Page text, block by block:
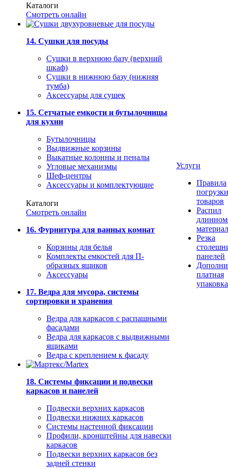
Каталоги
Смотреть онлайн
14. Сушки для посуды
Сушки в верхнюю базу (верхний
шкаф)
Сушки в нижнюю базу (нижняя
тумба)
Аксессуары для сушек
15. Сетчатые емкости и бутылочницы
для кухни
Бутылочницы
Выдвижные корзины
Выкатные колонны и пеналы
Угловые механизмы
Шеф-центры
Аксессуары и комплектующие
Каталоги
Смотреть онлайн
16. Фурнитура для ванных комнат
Корзины для белья
Комплекты емкостей для П-
образных ящиков
Аксессуары
17. Ведра для мусора, системы
сортировки и хранения
Ведра для каркасов с распашными
фасадами
Ведра для каркасов с выдвижными
ящиками
Ведра с креплением к фасаду
18. Системы фиксации и подвески
каркасов и панелей
Подвески верхних каркасов
Подвески нижних каркасов
Системы настенной фиксации
Профили, кронштейны для навески
каркасов
Подвески верхних каркасов без
задней стенки
Услуги
Правила
погрузки
товаров
Распил
Резка
панелей
платная
упаковка